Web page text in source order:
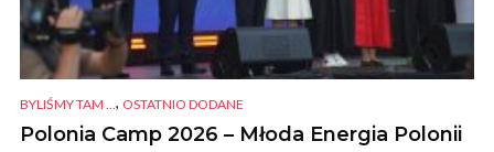
BYLIŚMY TAM ... , OSTATNIO DODANE
Polonia Camp 2026 – Młoda Energia Polonii